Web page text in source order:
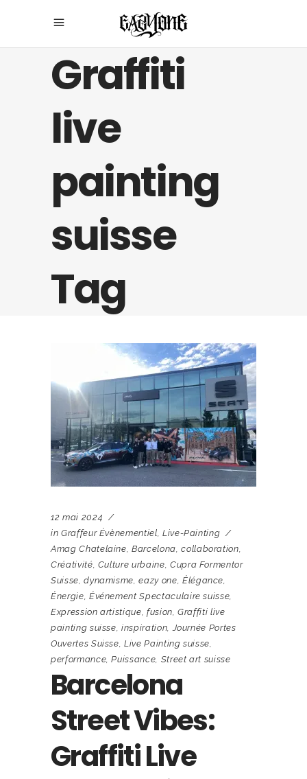
Graffiti
live
painting
suisse
Tag
12 mai 2024
in Graffeur Évènementiel, Live-Painting
Amag Chatelaine,Barcelona,collaboration,
Créativité, Culture urbaine, Cupra Formentor
Suisse,dynamisme,eazy one, Élégance,
Énergie, Événement Spectaculaire suisse,
Expression artistique, fusion,Graffiti live
painting suisse,inspiration,Journée Portes
Ouvertes Suisse,Live Painting suisse,
performance,Puissance, Street art suisse
Barcelona
Street Vibes:
Graffiti Live